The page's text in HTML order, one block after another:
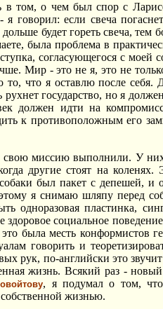
в том, о чем был спор с
говорил: если свеча
будет гореть свеча, тем
была проблема в
согласующегося с моей
Мир - это не я, это не
что я оставлю после себя.
государство, но я должен
должен идти на
к противоположным его
миссию выполнили. У них
другие стоят на
был пакет с депешей, и
я снимаю шляпу перед
одноразовая пластинка,
социальное
была месть конформистов
говорить и
рук, по-английски это
жизнь. Всякий раз -
, я подумал о том,
жизнью.